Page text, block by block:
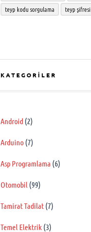
teyp kodu sorgulama
teyp şifresi
KATEGORILER
Android(2)
Arduino(7)
Asp Programlama (6)
Otomobil (99)
Tamirat Tadilat(7)
Temel Elektrik(3)